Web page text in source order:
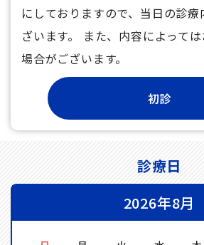
にしておりますので、当日の診
ざいます。 また、内容によって
場合がございます。
診療日
2026年8月